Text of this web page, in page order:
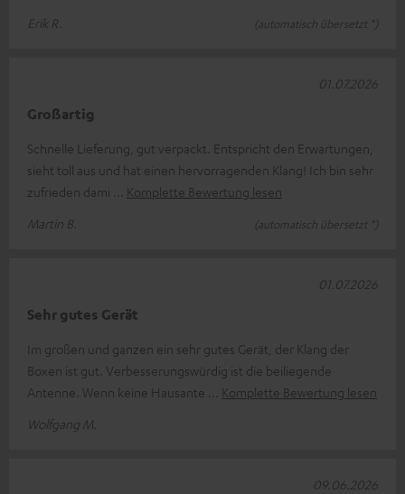
Erik R.
(automatisch übersetzt *)
Großartig
Schnelle Lieferung, gut verpackt. Entspricht den Erwartungen,
sieht toll aus und hat einen hervorragenden Klang! Ich bin sehr
zufrieden dami
Komplette Bewertung lesen
Martin B.
(automatisch übersetzt *)
01.07.2026
Sehr gutes Gerät
Im großen und ganzen ein sehr gutes Gerät, der Klang der
Boxen ist gut. Verbesserungswürdig ist die beiliegende
Antenne. Wenn keine Hausante
Komplette Bewertung lesen
Wolfgang M.
01.07.2026
09.06.2026